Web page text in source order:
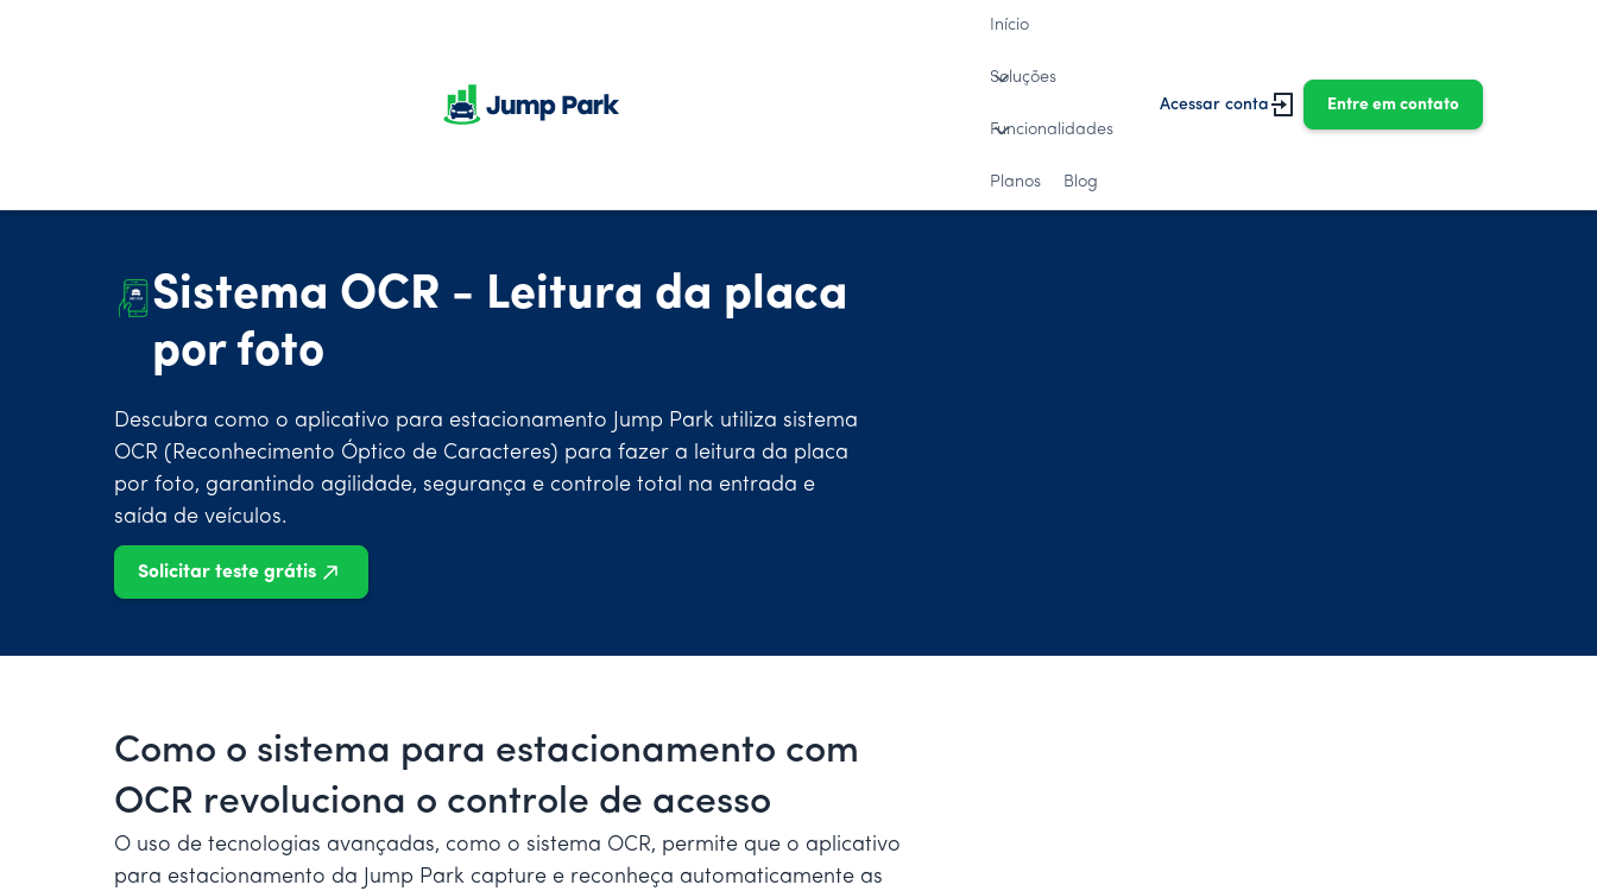
Início
Soluções
Funcionalidades
Planos Blog
Acessar conta Entre em contato
Sistema OCR - Leitura da placa
por foto
Descubra como o aplicativo para estacionamento Jump Park utiliza sistema
OCR (Reconhecimento Óptico de Caracteres) para fazer a leitura da placa
por foto, garantindo agilidade, segurança e controle total na entrada e
saída de veículos.
Solicitar teste grátis
Como o sistema para estacionamento com
OCR revoluciona o controle de acesso
O uso de tecnologias avançadas, como o sistema OCR, permite que o aplicativo
para estacionamento da Jump Park capture e reconheça automaticamente as